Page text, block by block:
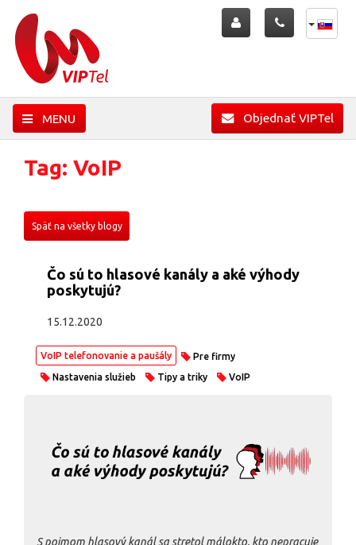
MENU Objednať VIPTel
Tag: VoIP
Späť na všetky blogy
Čo sú to hlasové kanály a aké výhody
poskytujú?
15.12.2020
VoIP telefonovanie a paušály
Pre firmy
Nastavenia služieb
Tipy a triky VoIP
S pojmom hlasový kanál sa stretol málokto, kto nepracuje